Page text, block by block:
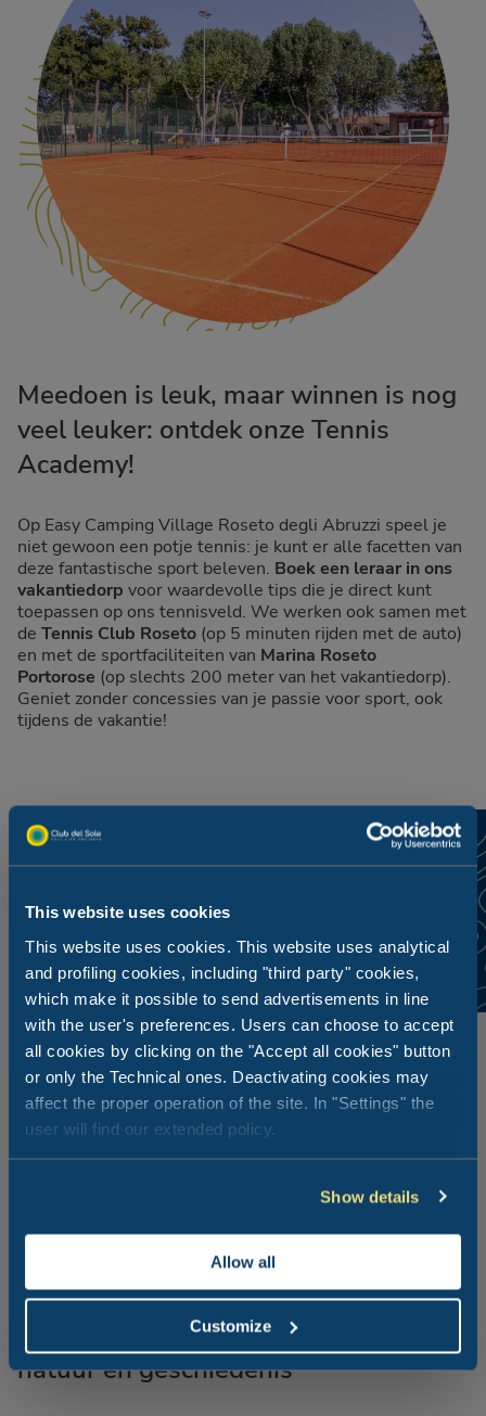
This website uses cookies
This website uses cookies. This website uses analytical
and profiling cookies, including "third party" cookies,
which make it possible to send advertisements in line
with the user's preferences. Users can choose to accept
all cookies by clicking on the "Accept all cookies" button
or only the Technical ones. Deactivating cookies may
affect the proper operation of the site. In "Settings" the
user will find our extended policy.
Show details
Allow all
Customize
Meedoen is leuk, maar winnen is nog
veel leuker: ontdek onze Tennis
Academy!
Op Easy Camping Village Roseto degli Abruzzi speel je
niet gewoon een potje tennis: je kunt er alle facetten van
deze fantastische sport beleven. Boek een leraar in ons
vakantiedorp voor waardevolle tips die je direct kunt
toepassen op ons tennisveld. We werken ook samen met
de Tennis Club Roseto (op 5 minuten rijden met de auto)
en met de sportfaciliteiten van Marina Roseto
Portorose (op slechts 200 meter van het vakantiedorp).
Geniet zonder concessies van je passie voor sport, ook
tijdens de vakantie!
Nationaal Park Gran Sasso, tussen
natuur en geschiedenis